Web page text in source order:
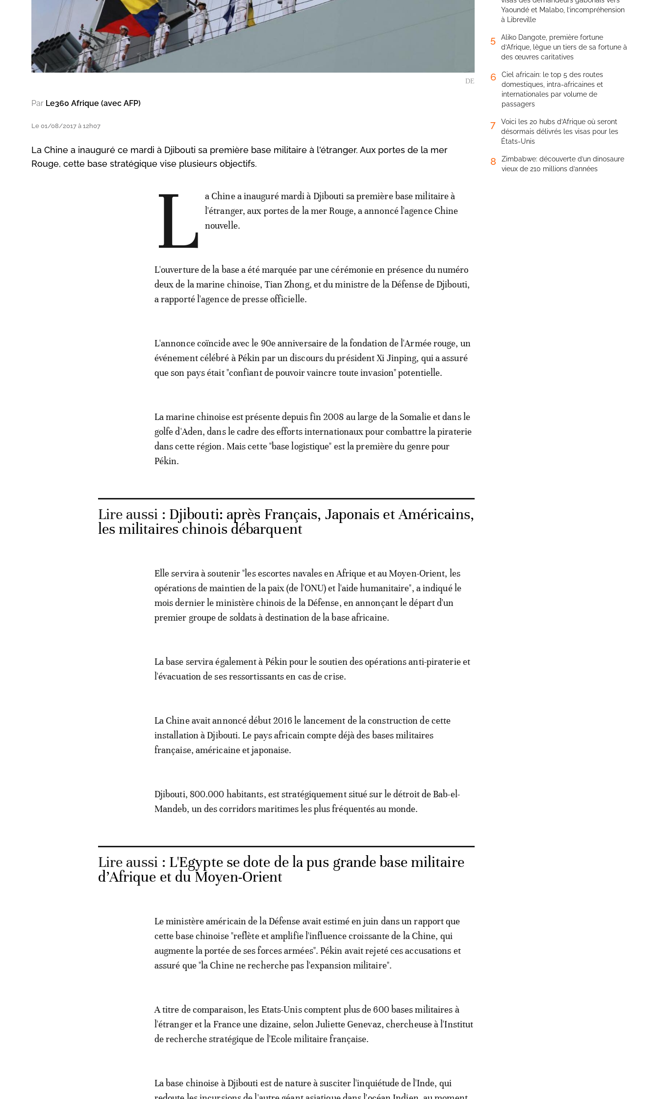
DE
Par Le360 Afrique (avec AFP)
Le 01/08/2017 à 12h07
La Chine a inauguré ce mardi à Djibouti sa première base militaire à l'étranger. Aux portes de la mer
Rouge, cette base stratégique vise plusieurs objectifs.
L
a Chine a inauguré mardi à Djibouti sa première base militaire à
l'étranger, aux portes de la mer Rouge, a annoncé l'agence Chine
nouvelle.
L'ouverture de la base a été marquée par une cérémonie en présence du numéro
deux de la marine chinoise, Tian Zhong, et du ministre de la Défense de Djibouti,
a rapporté l'agence de presse officielle.
L'annonce coïncide avec le 90e anniversaire de la fondation de l'Armée rouge, un
événement célébré à Pékin par un discours du président Xi Jinping, qui a assuré
que son pays était "confiant de pouvoir vaincre toute invasion" potentielle.
La marine chinoise est présente depuis fin 2008 au large de la Somalie et dans le
golfe d'Aden, dans le cadre des efforts internationaux pour combattre la piraterie
dans cette région. Mais cette "base logistique" est la première du genre pour
Pékin.
Lire aussi : Djibouti: après Français, Japonais et Américains,
les militaires chinois débarquent
Elle servira à soutenir "les escortes navales en Afrique et au Moyen-Orient, les
opérations de maintien de la paix (de l'ONU) et l'aide humanitaire", a indiqué le
mois dernier le ministère chinois de la Défense, en annonçant le départ d'un
premier groupe de soldats à destination de la base africaine.
La base servira également à Pékin pour le soutien des opérations anti-piraterie et
l'évacuation de ses ressortissants en cas de crise.
La Chine avait annoncé début 2016 le lancement de la construction de cette
installation à Djibouti. Le pays africain compte déjà des bases militaires
française, américaine et japonaise.
Djibouti, 800.000 habitants, est stratégiquement situé sur le détroit de Bab-el-
Mandeb, un des corridors maritimes les plus fréquentés au monde.
Lire aussi : L'Egypte se dote de la pus grande base militaire
d’Afrique et du Moyen-Orient
Le ministère américain de la Défense avait estimé en juin dans un rapport que
cette base chinoise "reflète et amplifie l'influence croissante de la Chine, qui
augmente la portée de ses forces armées". Pékin avait rejeté ces accusations et
assuré que "la Chine ne recherche pas l'expansion militaire".
A titre de comparaison, les Etats-Unis comptent plus de 600 bases militaires à
l'étranger et la France une dizaine, selon Juliette Genevaz, chercheuse à l'Institut
de recherche stratégique de l'Ecole militaire française.
La base chinoise à Djibouti est de nature à susciter l'inquiétude de l'Inde, qui
Yaoundé et Malabo, l’incompréhension
à Libreville
5
Aliko Dangote, première fortune
d’Afrique, lègue un tiers de sa fortune à
des œuvres caritatives
6
Ciel africain: le top 5 des routes
domestiques, intra-africaines et
internationales par volume de
passagers
7
Voici les 20 hubs d’Afrique où seront
désormais délivrés les visas pour les
États-Unis
8
Zimbabwe: découverte d’un dinosaure
vieux de 210 millions d’années